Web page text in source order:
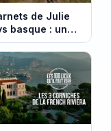
de Julie
basque : un
au sommet de